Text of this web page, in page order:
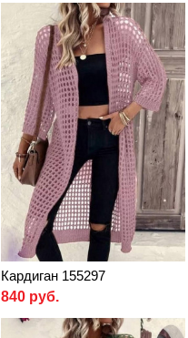
Кардиган 155297
840 руб.